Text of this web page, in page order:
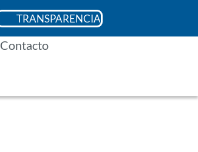
TRANSPARENCIA
Contacto